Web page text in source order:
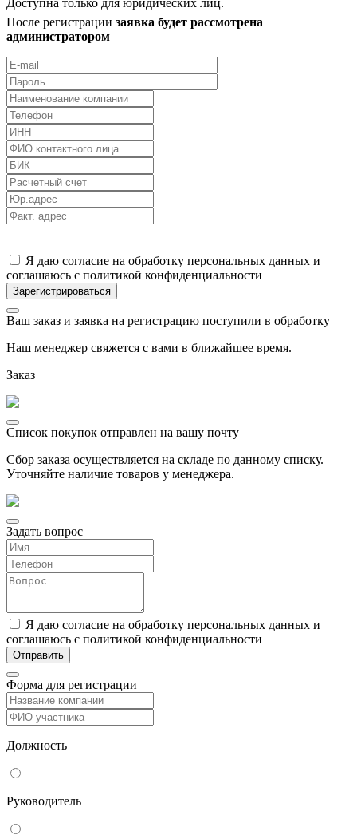
После регистрации заявка будет рассмотрена
администратором
Я даю согласие на обработку персональных данных и
соглашаюсь с политикой конфиденциальности
Ваш заказ и заявка на регистрацию поступили в обработку
Наш менеджер свяжется с вами в ближайшее время.
Заказ
Список покупок отправлен на вашу почту
Сбор заказа осуществляется на складе по данному списку.
Уточняйте наличие товаров у менеджера.
Задать вопрос
Я даю согласие на обработку персональных данных и
соглашаюсь с политикой конфиденциальности
Форма для регистрации
Должность
Руководитель